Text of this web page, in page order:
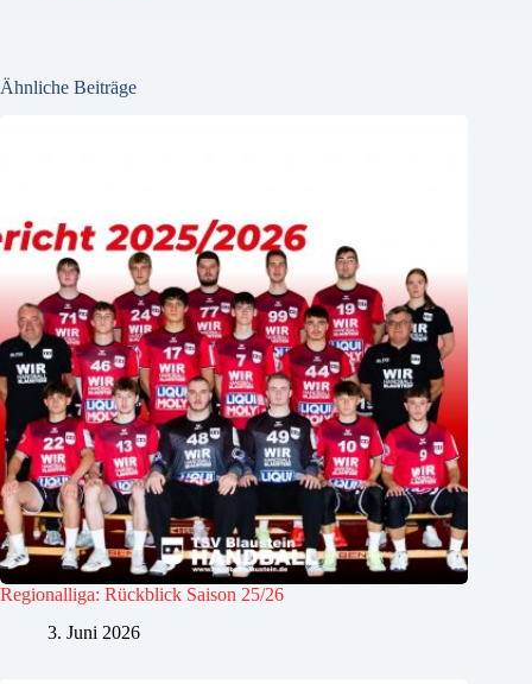
Ähnliche Beiträge
Regionalliga: Rückblick Saison 25/26
3. Juni 2026